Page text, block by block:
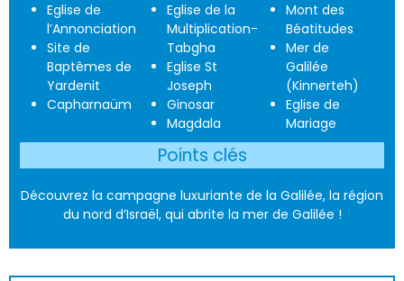
Eglise de
l’Annonciation
Site de
Baptêmes de
Yardenit
Capharnaüm
Eglise de la
Multiplication-
Tabgha
Eglise St
Joseph
Ginosar
Magdala
Mont des
Béatitudes
Mer de
Galilée
(Kinnerteh)
Eglise de
Mariage
Points clés
Découvrez la campagne luxuriante de la Galilée, la région
du nord d’Israël, qui abrite la mer de Galilée !